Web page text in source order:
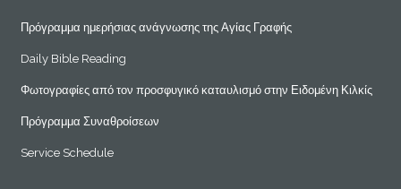
Πρόγραμμα ημερήσιας ανάγνωσης της Αγίας Γραφής
Daily Bible Reading
Φωτογραφίες από τον προσφυγικό καταυλισμό στην Ειδομένη Κιλκίς
Πρόγραμμα Συναθροίσεων
Service Schedule